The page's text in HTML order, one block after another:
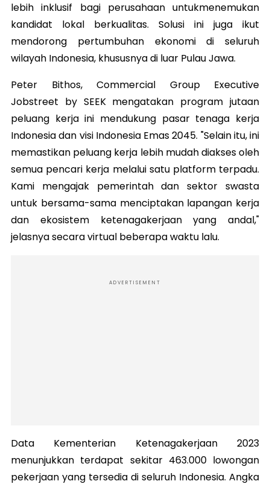
lebih inklusif bagi perusahaan untukmenemukan
kandidat lokal berkualitas. Solusi ini juga ikut
mendorong pertumbuhan ekonomi di seluruh
wilayah Indonesia, khususnya di luar Pulau Jawa.
Peter Bithos, Commercial Group Executive
Jobstreet by SEEK mengatakan program jutaan
peluang kerja ini mendukung pasar tenaga kerja
Indonesia dan visi Indonesia Emas 2045. "Selain itu, ini
memastikan peluang kerja lebih mudah diakses oleh
semua pencari kerja melalui satu platform terpadu.
Kami mengajak pemerintah dan sektor swasta
untuk bersama-sama menciptakan lapangan kerja
dan ekosistem ketenagakerjaan yang andal,"
jelasnya secara virtual beberapa waktu lalu.
ADVERTISEMENT
Data Kementerian Ketenagakerjaan 2023
menunjukkan terdapat sekitar 463.000 lowongan
pekerjaan yang tersedia di seluruh Indonesia. Angka